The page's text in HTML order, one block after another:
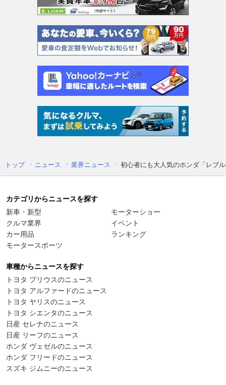
トップ ニュース 業界ニュース 初心者にも大人気のホンダ「レブ
カテゴリからニュースを探す
新車・新型
クルマ業界
カー用品
モータースポーツ
モーターショー
イベント
ランキング
車種からニュースを探す
トヨタ プリウスのニュース
トヨタ アルファードのニュース
トヨタ ヤリスのニュース
トヨタ シエンタのニュース
日産 セレナのニュース
日産 リーフのニュース
ホンダ ヴェゼルのニュース
ホンダ フリードのニュース
スズキ ジムニーのニュース